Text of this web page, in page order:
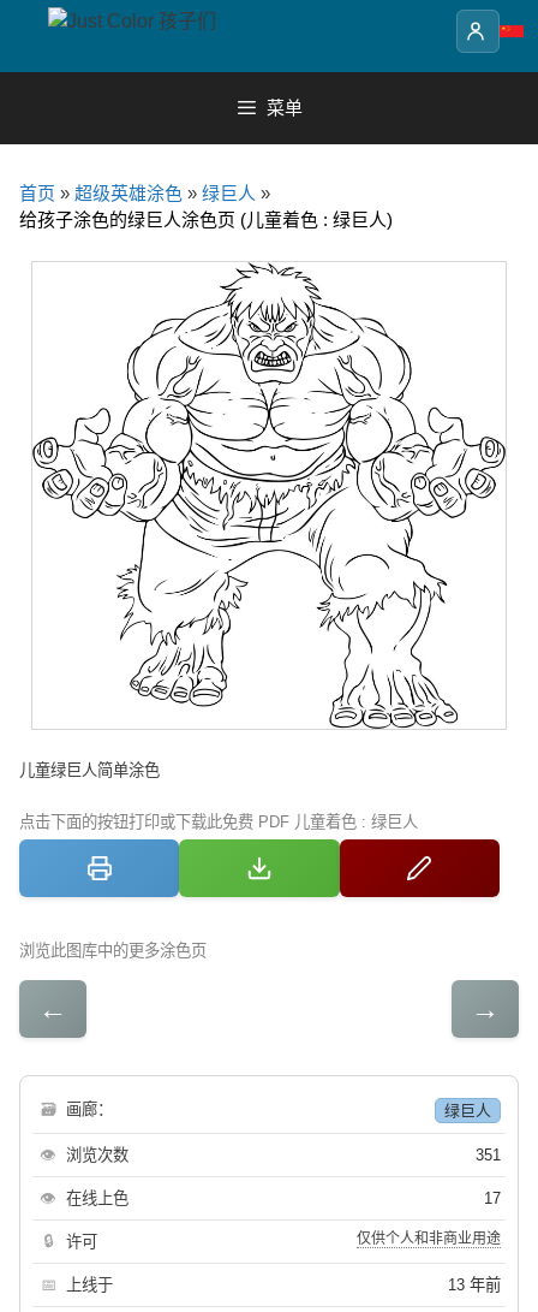
content
菜单
首页 » 超级英雄涂色 » 绿巨人 »
给孩子涂色的绿巨人涂色页 (儿童着色 : 绿巨人)
儿童绿巨人简单涂色
点击下面的按钮打印或下载此免费 PDF 儿童着色 : 绿巨人
浏览此图库中的更多涂色页
← →
🗃 画廊： 绿巨人
👁 浏览次数 351
👁 在线上色 17
🔒 许可 仅供个人和非商业用途
📅 上线于 13 年前